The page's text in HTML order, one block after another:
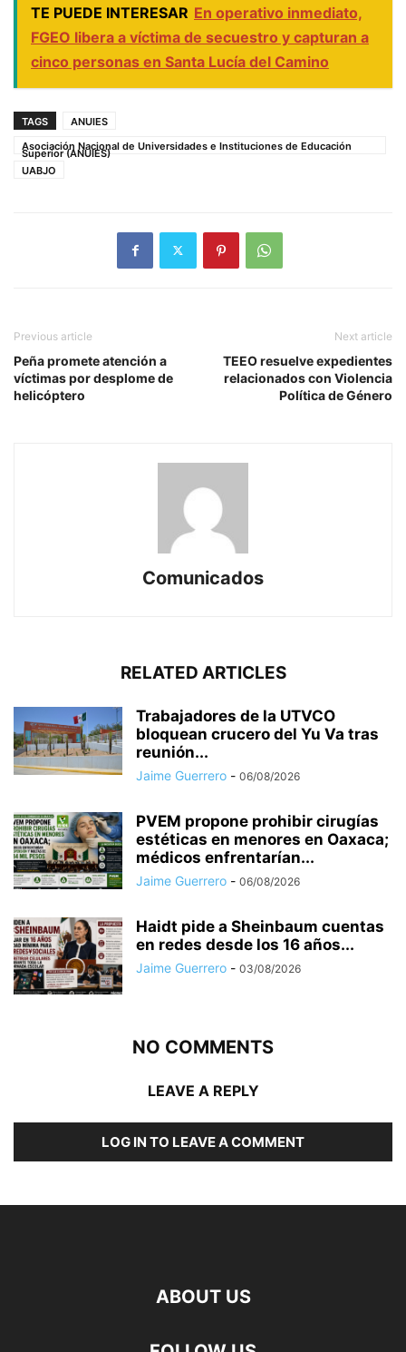
TE PUEDE INTERESAR En operativo inmediato,
FGEO libera a víctima de secuestro y capturan a
cinco personas en Santa Lucía del Camino
TAGS
ANUIES
Asociación Nacional de Universidades e Instituciones de Educación
Superior (ANUIES)
UABJO
Previous article
Peña promete atención a
víctimas por desplome de
helicóptero
Next article
TEEO resuelve expedientes
relacionados con Violencia
Política de Género
Comunicados
RELATED ARTICLES
Trabajadores de la UTVCO
bloquean crucero del Yu Va tras
reunión...
Jaime Guerrero - 06/08/2026
PVEM propone prohibir cirugías
estéticas en menores en Oaxaca;
médicos enfrentarían...
Jaime Guerrero - 06/08/2026
Haidt pide a Sheinbaum cuentas
en redes desde los 16 años...
Jaime Guerrero - 03/08/2026
NO COMMENTS
LEAVE A REPLY
LOG IN TO LEAVE A COMMENT
ABOUT US